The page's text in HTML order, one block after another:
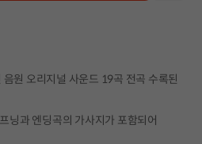
원 오리지널 사운드 19곡 전곡 수록된
닝과 엔딩곡의 가사지가 포함되어